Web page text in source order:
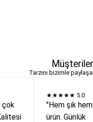
Tarzını bizimle
çok
★★★★★ 5.0
"Hem şık
ürün. Günlük